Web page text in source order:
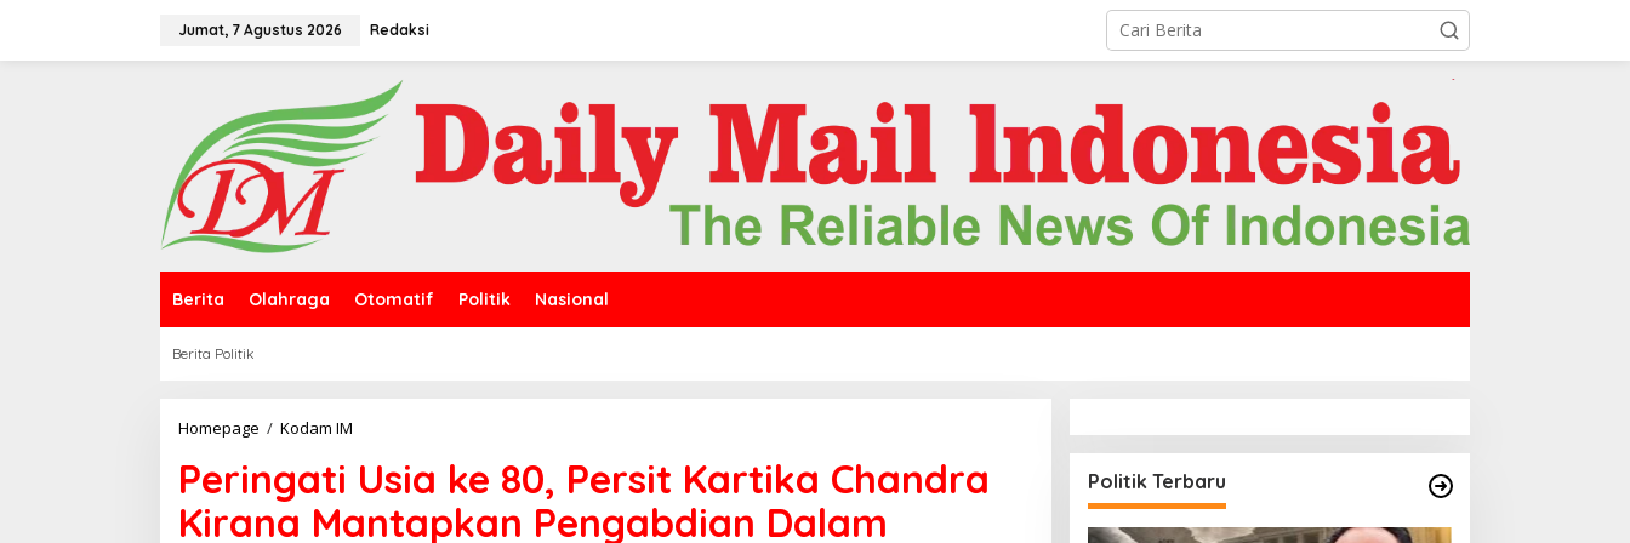
Jumat, 7 Agustus 2026 Redaksi
Berita Olahraga Otomatif Politik Nasional
Berita Politik
Homepage / Kodam IM
n
g
Peringati Usia ke 80, Persit Kartika Chandra
Kirana Mantapkan Pengabdian Dalam
Politik Terbaru